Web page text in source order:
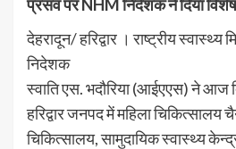
प्रसव पर NHM निदेशक ने दिया
देहरादून/ हरिद्वार । राष्ट्रीय
निदेशक
स्वाति एस. भदौरिया (आईएएस) ने आज
हरिद्वार जनपद में महिला चिकित्सालय
चिकित्सालय, सामुदायिक स्वास्थ्य